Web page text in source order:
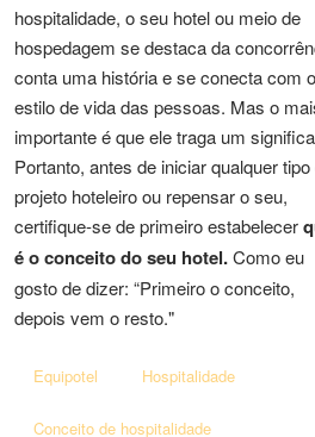
hospitalidade, o seu hotel ou meio de
hospedagem se destaca da
conta uma história e se conecta com o
estilo de vida das pessoas. Mas o
importante é que ele traga um
Portanto, antes de iniciar qualquer tipo
projeto hoteleiro ou repensar o seu,
certifique-se de primeiro estabelecer
é o conceito do seu hotel.Como eu
gosto de dizer: “Primeiro o conceito,
depois vem o resto."
Equipotel Hospitalidade
Conceito de hospitalidade